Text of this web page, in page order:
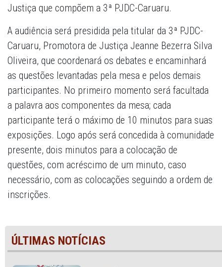
Justiça que compõem a 3ª PJDC-Caruaru.
A audiência será presidida pela titular da 3ª PJDC-
Caruaru, Promotora de Justiça Jeanne Bezerra Silva
Oliveira, que coordenará os debates e encaminhará
as questões levantadas pela mesa e pelos demais
participantes. No primeiro momento será facultada
a palavra aos componentes da mesa; cada
participante terá o máximo de 10 minutos para suas
exposições. Logo após será concedida à comunidade
presente, dois minutos para a colocação de
questões, com acréscimo de um minuto, caso
necessário, com as colocações seguindo a ordem de
inscrições.
ÚLTIMAS NOTÍCIAS